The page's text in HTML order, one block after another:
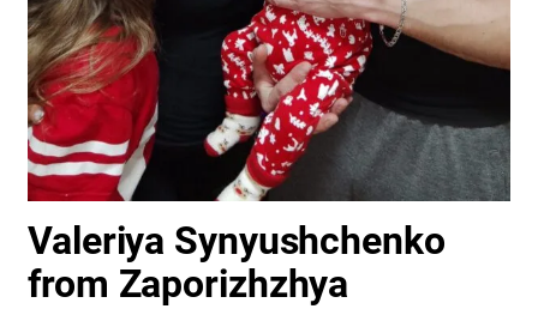
Valeriya Synyushchenko
from Zaporizhzhya